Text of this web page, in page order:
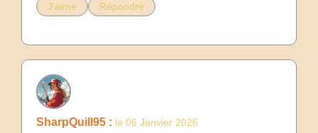
J'aime Répondre
SharpQuill95 : le 06 Janvier 2026